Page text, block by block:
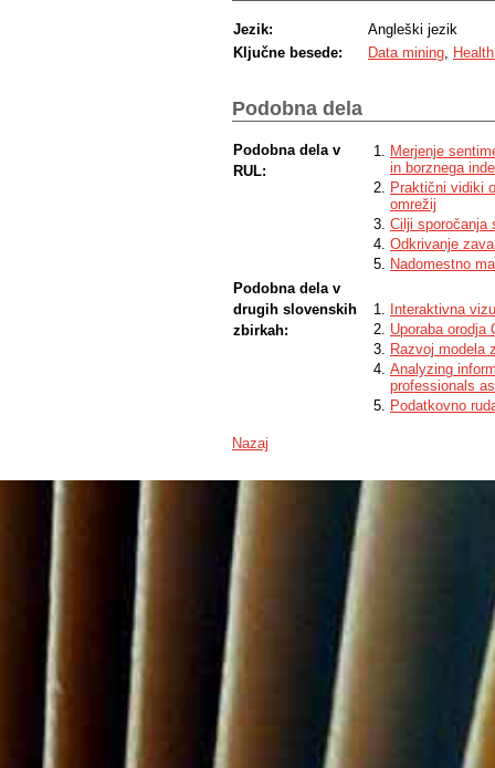
Jezik:
Angleški jezik
Ključne besede:
Data mining
Podobna dela
Podobna dela v
RUL:
Merjenje
in borznega
Praktični vidiki
omrežij
Cilji sporočanja
Odkrivanje
Nadomestno
Podobna dela v
drugih slovenskih
zbirkah:
Interaktivna
Uporaba orodja
Razvoj modela
Analyzing
professionals
Podatkovno
Nazaj